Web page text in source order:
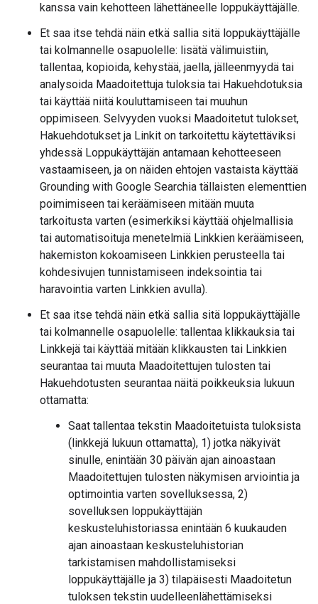
kanssa vain kehotteen lähettäneelle loppukäyttäjälle.
Et saa itse tehdä näin etkä sallia sitä loppukäyttäjälle
tai kolmannelle osapuolelle: lisätä välimuistiin,
tallentaa, kopioida, kehystää, jaella, jälleenmyydä tai
analysoida Maadoitettuja tuloksia tai Hakuehdotuksia
tai käyttää niitä kouluttamiseen tai muuhun
oppimiseen. Selvyyden vuoksi Maadoitetut tulokset,
Hakuehdotukset ja Linkit on tarkoitettu käytettäviksi
yhdessä Loppukäyttäjän antamaan kehotteeseen
vastaamiseen, ja on näiden ehtojen vastaista käyttää
Grounding with Google Searchia tällaisten elementtien
poimimiseen tai keräämiseen mitään muuta
tarkoitusta varten (esimerkiksi käyttää ohjelmallisia
tai automatisoituja menetelmiä Linkkien keräämiseen,
hakemiston kokoamiseen Linkkien perusteella tai
kohdesivujen tunnistamiseen indeksointia tai
haravointia varten Linkkien avulla).
Et saa itse tehdä näin etkä sallia sitä loppukäyttäjälle
tai kolmannelle osapuolelle: tallentaa klikkauksia tai
Linkkejä tai käyttää mitään klikkausten tai Linkkien
seurantaa tai muuta Maadoitettujen tulosten tai
Hakuehdotusten seurantaa näitä poikkeuksia lukuun
ottamatta:
Saat tallentaa tekstin Maadoitetuista tuloksista
(linkkejä lukuun ottamatta), 1) jotka näkyivät
sinulle, enintään 30 päivän ajan ainoastaan
Maadoitettujen tulosten näkymisen arviointia ja
optimointia varten sovelluksessa, 2)
sovelluksen loppukäyttäjän
keskusteluhistoriassa enintään 6 kuukauden
ajan ainoastaan keskusteluhistorian
tarkistamisen mahdollistamiseksi
loppukäyttäjälle ja 3) tilapäisesti Maadoitetun
tuloksen tekstin uudelleenlähettämiseksi